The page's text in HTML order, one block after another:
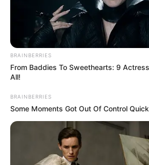
BRAINBERRIES
From Baddies To Sweethearts: 9
All!
BRAINBERRIES
Some Moments Got Out Of Control